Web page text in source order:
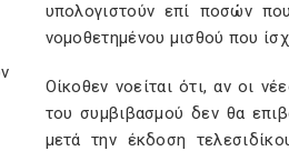
υπολογιστούν επί ποσών
νομοθετημένου μισθού που
Οίκοθεν νοείται ότι, αν οι
του συμβιβασμού δεν θα
μετά την έκδοση